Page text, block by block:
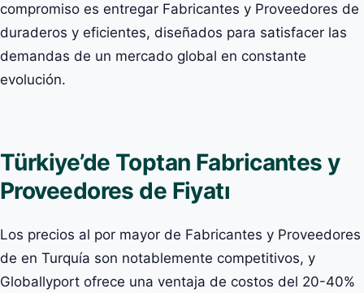
compromiso es entregar Fabricantes y Proveedores de
duraderos y eficientes, diseñados para satisfacer las
demandas de un mercado global en constante
evolución.
Türkiye’de Toptan Fabricantes y
Proveedores de Fiyatı
Los precios al por mayor de Fabricantes y Proveedores
de en Turquía son notablemente competitivos, y
Globallyport ofrece una ventaja de costos del 20-40%